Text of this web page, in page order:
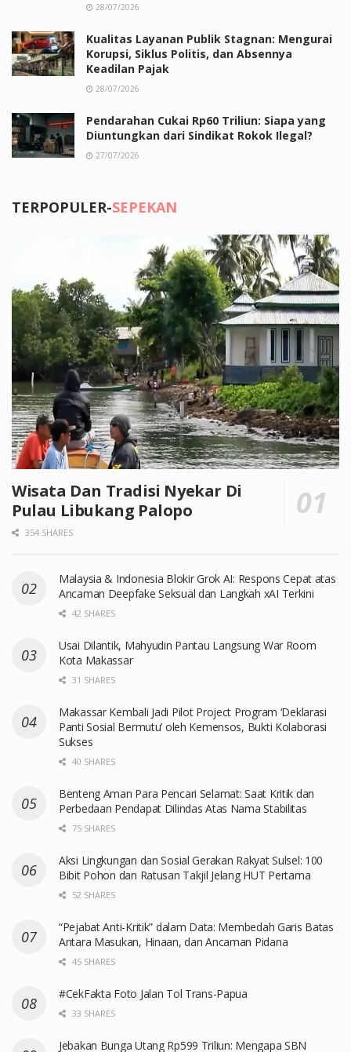
28/07/2026
Kualitas Layanan Publik Stagnan: Mengurai
Korupsi, Siklus Politis, dan Absennya
Keadilan Pajak
28/07/2026
Pendarahan Cukai Rp60 Triliun: Siapa yang
Diuntungkan dari Sindikat Rokok Ilegal?
27/07/2026
TERPOPULER-SEPEKAN
Wisata Dan Tradisi Nyekar Di
Pulau Libukang Palopo
354 SHARES
Malaysia & Indonesia Blokir Grok AI: Respons Cepat atas
Ancaman Deepfake Seksual dan Langkah xAI Terkini
42 SHARES
Usai Dilantik, Mahyudin Pantau Langsung War Room
Kota Makassar
31 SHARES
Makassar Kembali Jadi Pilot Project Program ‘Deklarasi
Panti Sosial Bermutu’ oleh Kemensos, Bukti Kolaborasi
Sukses
40 SHARES
Benteng Aman Para Pencari Selamat: Saat Kritik dan
Perbedaan Pendapat Dilindas Atas Nama Stabilitas
75 SHARES
Aksi Lingkungan dan Sosial Gerakan Rakyat Sulsel: 100
Bibit Pohon dan Ratusan Takjil Jelang HUT Pertama
52 SHARES
“Pejabat Anti-Kritik” dalam Data: Membedah Garis Batas
Antara Masukan, Hinaan, dan Ancaman Pidana
45 SHARES
#CekFakta Foto Jalan Tol Trans-Papua
33 SHARES
Jebakan Bunga Utang Rp599 Triliun: Mengapa SBN